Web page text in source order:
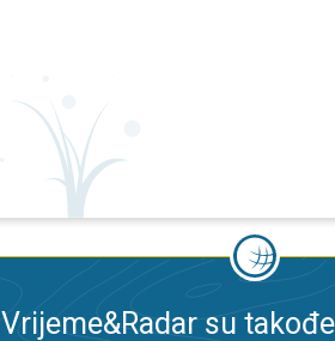
Vrijeme&Radar su